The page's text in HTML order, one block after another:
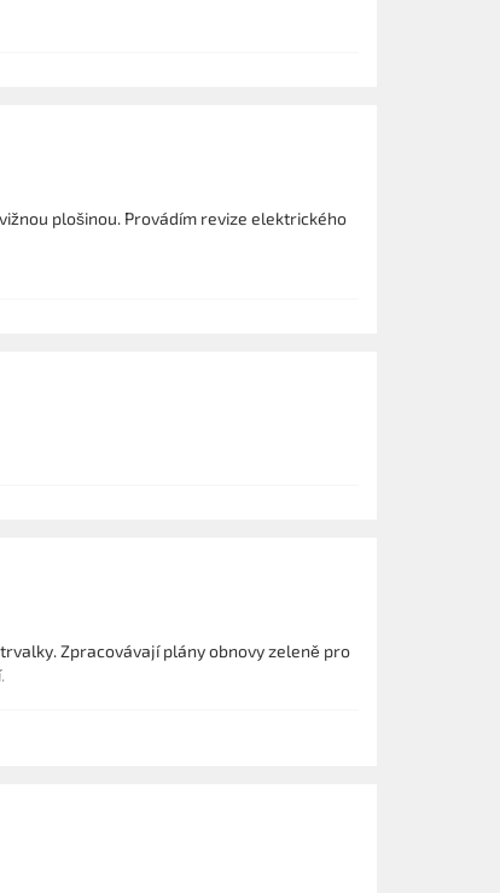
plošinou. Provádím revize elektrického
Zpracovávají plány obnovy zeleně pro